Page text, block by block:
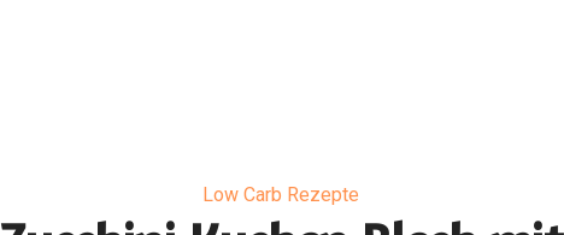
Low Carb Rezepte